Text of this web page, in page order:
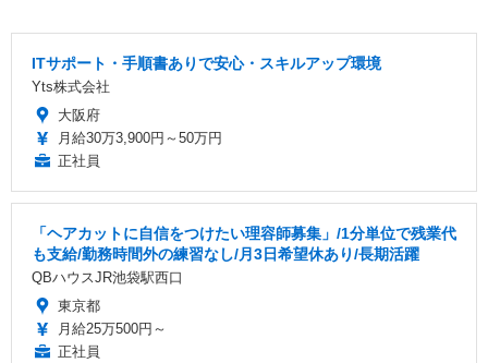
ITサポート・手順書ありで安心・スキルアップ環境
Yts株式会社
大阪府
月給30万3,900円～50万円
正社員
「ヘアカットに自信をつけたい理容師募集」/1分単位で残業代
も支給/勤務時間外の練習なし/月3日希望休あり/長期活躍
QBハウスJR池袋駅西口
東京都
月給25万500円～
正社員